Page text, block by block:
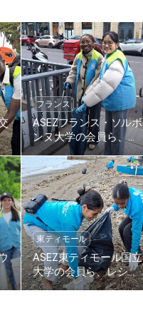
フランス
ASEZフランス・ソルボ
ンヌ大学の会員ら、サ
ン・ミシェル街路美化
活動
東ティモール
ASEZ東ティモール国立
大学の会員ら、レシデ
レ広場周辺の海岸を清